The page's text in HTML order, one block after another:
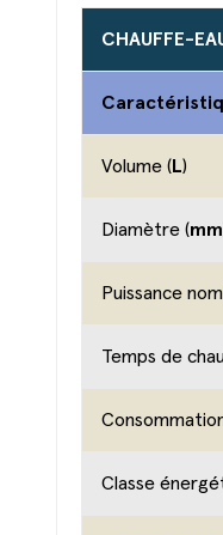
CHAUFFE-
Volume (L)
Diamètre (mm
Puissance
Temps de
Classe